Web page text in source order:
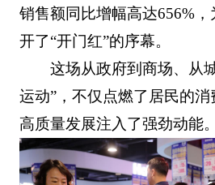
销售额同比增幅高达656%
开了“开门红”的序幕。
这场从政府到商场、从
运动”，不仅点燃了居民的
高质量发展注入了强劲动能。